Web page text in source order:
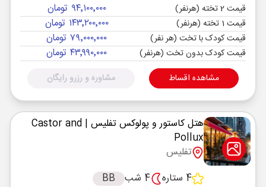
قیمت 2 تخته (هرنفر) ۹۴٬۱۰۰٬۰۰۰ تومان
قیمت 1 تخته (هرنفر) ۱۴۳٬۲۰۰٬۰۰۰ تومان
قیمت کودک با تخت (هر نفر) ۷۹٬۰۰۰٬۰۰۰ تومان
قیمت کودک بدون تخت (هرنفر) ۴۳٬۹۹۰٬۰۰۰ تومان
مشاهده اقساط مشاوره و رزرو رایگان
هتل کاستور و پولوکس تفلیس | Castor and
Pollux
تفلیس
4 ستاره
4 شب
BB